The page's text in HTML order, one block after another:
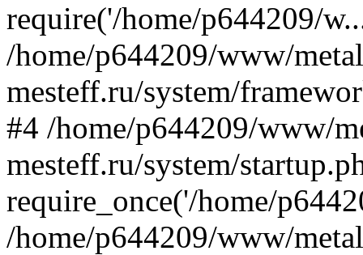
require('/home/p644209/
/home/p644209/www/
mesteff.ru/system/
#4 /home/p644209/www/
mesteff.ru/system/
require_once('/home/
/home/p644209/www/